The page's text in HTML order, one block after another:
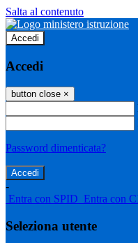
Salta al contenuto
Accedi
Accedi
button close ×
Password dimenticata?
-
Entra con SPID Entra con
Seleziona utente